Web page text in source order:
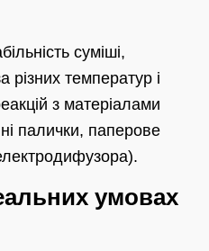
суміші,
різних температур і
з матеріалами
палички, паперове
умовах